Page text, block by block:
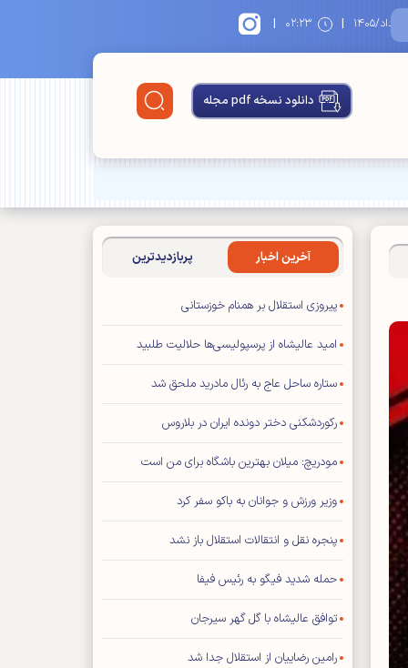
| ۰۲:۲۳ |
دانلود نسخه pdf مجله
آخرین اخبار پربازدیدترین
پیروزی استقلال بر همنام خوزستانی
امید عالیشاه از پرسپولیسی‌ها حلالیت طلبید
ستاره ساحل عاج به رئال مادرید ملحق شد
رکوردشکنی دختر دونده ایران در بلاروس
مودریچ: میلان بهترین باشگاه برای من است
وزیر ورزش و جوانان به باکو سفر کرد
پنجره نقل و انتقالات استقلال باز نشد
حمله شدید فیگو به رئیس فیفا
توافق عالیشاه با گل گهر سیرجان
رامین رضاییان از استقلال جدا شد